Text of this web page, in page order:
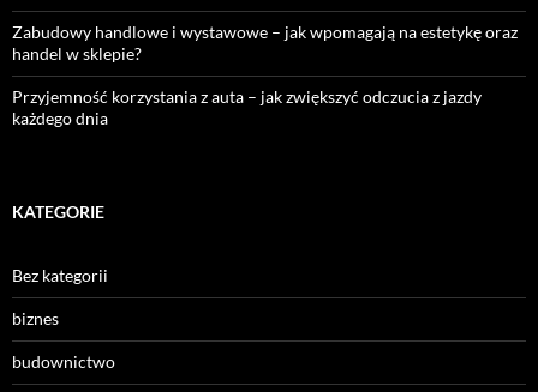
Zabudowy handlowe i wystawowe – jak wpomagają na estetykę oraz
handel w sklepie?
Przyjemność korzystania z auta – jak zwiększyć odczucia z jazdy
każdego dnia
KATEGORIE
Bez kategorii
biznes
budownictwo